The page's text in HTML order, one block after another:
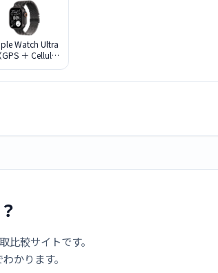
Watch Ultra
＋ Cellular
比較サイトです。
かります。